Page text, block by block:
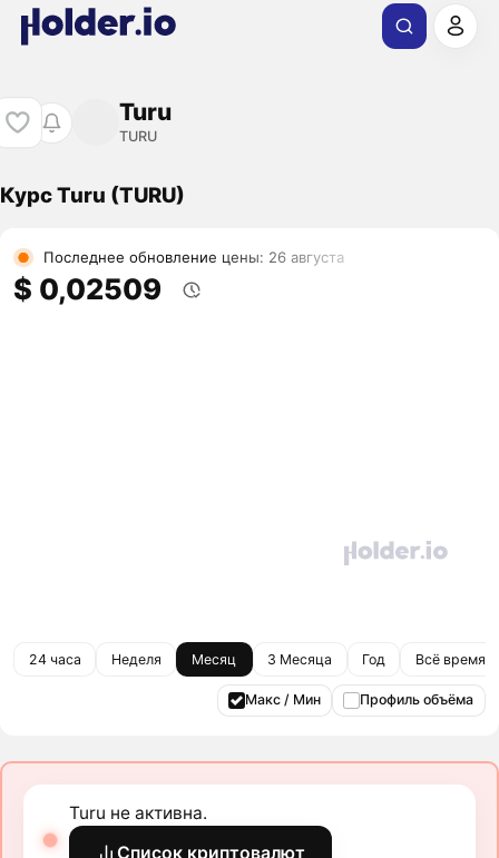
Turu
TURU
Курс Turu (TURU)
Последнее обновление цены: 26 августа
$ 0,02509
24 часа Неделя Месяц 3 Месяца Год Всё время
Макс / Мин Профиль объёма
Turu не активна.
Список криптовалют